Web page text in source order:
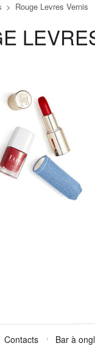
> Rouge Levres Vernis
Contacts Bar à